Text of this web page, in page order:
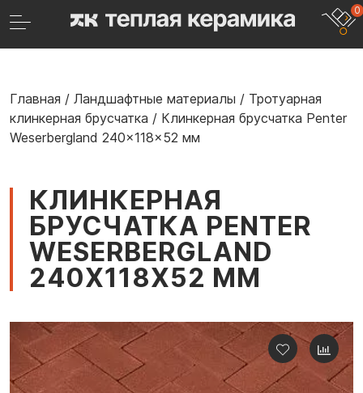
0
Главная / Ландшафтные материалы / Тротуарная
клинкерная брусчатка / Клинкерная брусчатка Penter
Weserbergland 240x118x52 мм
КЛИНКЕРНАЯ
БРУСЧАТКА PENTER
WESERBERGLAND
240X118X52 ММ